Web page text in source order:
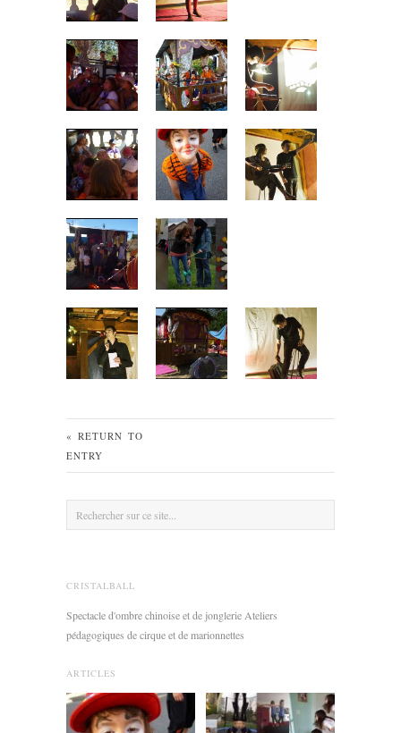
« RETURN TO
ENTRY
CRISTALBALL
Spectacle d'ombre chinoise et de jonglerie Ateliers
pédagogiques de cirque et de marionnettes
ARTICLES